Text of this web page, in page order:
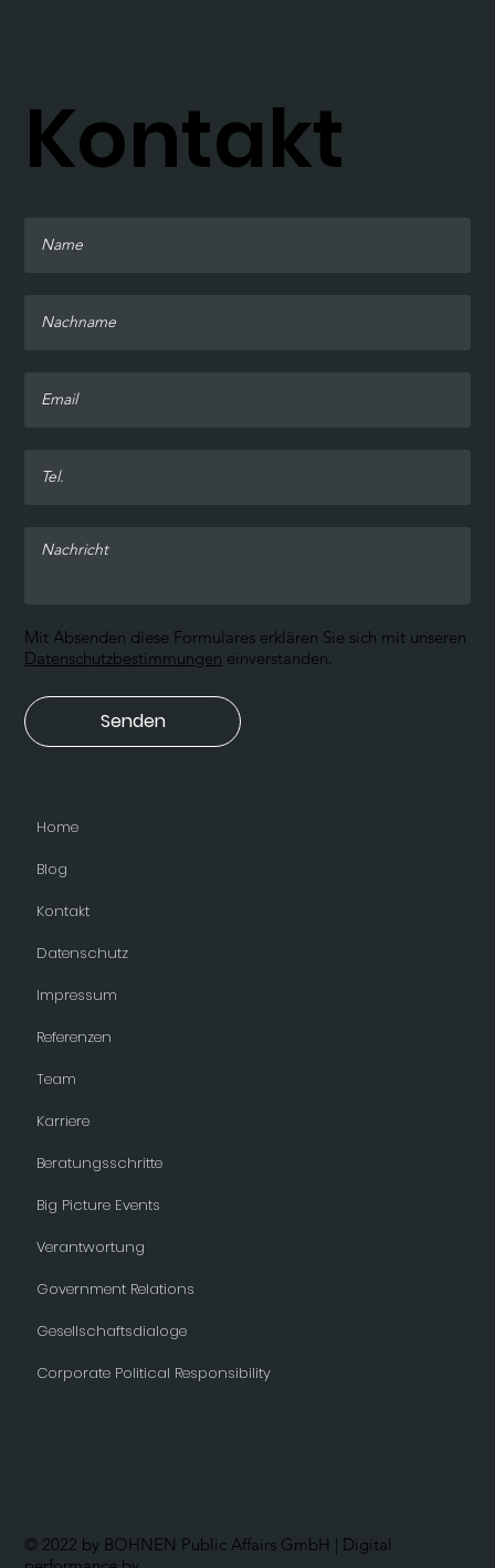
Referenzen
Team
Karriere
Beratungsschritte
Big Picture Events
Verantwortung
Home
Blog
Kontakt
Datenschutz
Impressum
Government Relations
Gesellschaftsdialoge
Corporate Political Responsibility
Senden
Mit Absenden diese Formulares erklären Sie sich mit unseren
Datenschutzbestimmungen einverstanden.
Kontakt
© 2022 by BOHNEN Public Affairs GmbH | Digital